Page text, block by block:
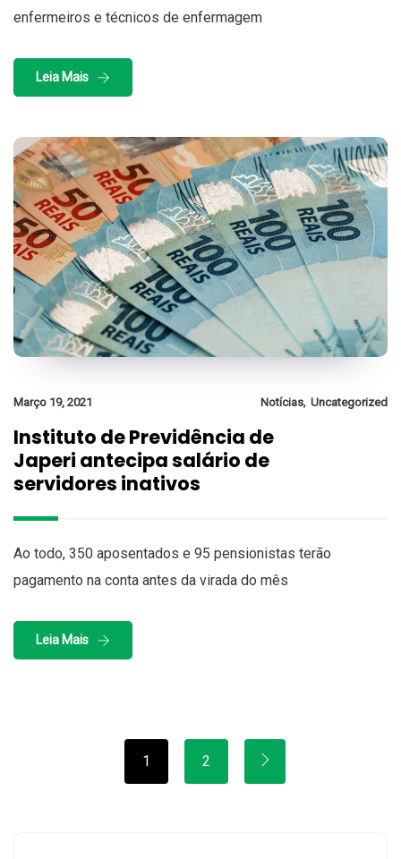
enfermeiros e técnicos de enfermagem
Leia Mais
Março 19, 2021 Notícias, Uncategorized
Instituto de Previdência de
Japeri antecipa salário de
servidores inativos
Ao todo, 350 aposentados e 95 pensionistas terão
pagamento na conta antes da virada do mês
Leia Mais
1 2